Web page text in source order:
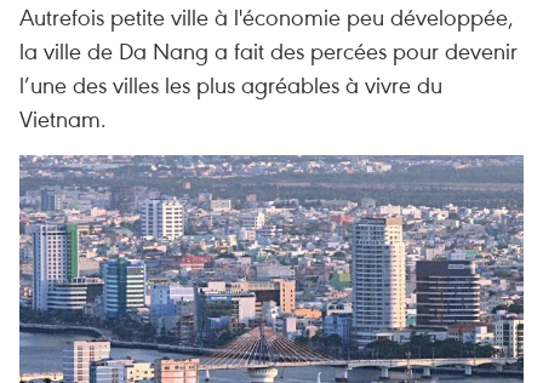
Autrefois petite ville à l'économie peu développée,
la ville de Da Nang a fait des percées pour devenir
l’une des villes les plus agréables à vivre du
Vietnam.